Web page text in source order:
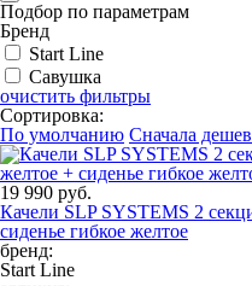
Подбор по параметрам
Бренд
Start Line
Савушка
очистить фильтры
Сортировка:
По умолчанию Сначала
19 990 руб.
Качели SLP SYSTEMS 2
сиденье гибкое желтое
бренд:
Start Line